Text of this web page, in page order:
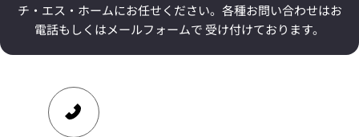
チ・エス・ホームにお任せください。 各種お問い合わせはお
電話もしくはメールフォームで 受け付けております。